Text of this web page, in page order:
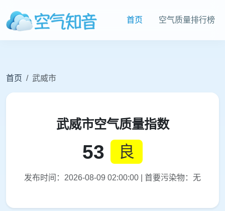
首页 空气质量排行榜
首页 武威市
武威市空气质量指数
53 良
发布时间：2026-08-09 02:00:00 | 首要污染物：无